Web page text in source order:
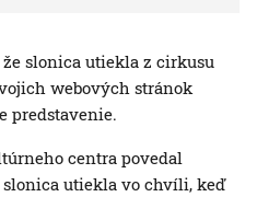
slonica utiekla z cirkusu
webových stránok
predstavenie.
centra povedal
utiekla vo chvíli, keď